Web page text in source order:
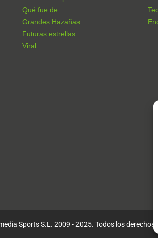
Qué fue de...
Grandes Hazañas
Futuras estrellas
Viral
Sports S.L. 2009 - 2025. Todos los derechos